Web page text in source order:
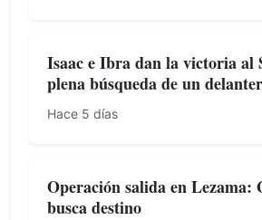
Isaac e Ibra dan la victoria al
plena búsqueda de un
Hace 5 días
Operación salida en Lezama:
busca destino